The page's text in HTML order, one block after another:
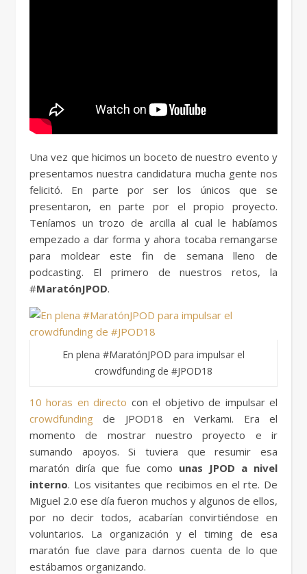
Una vez que hicimos un boceto de nuestro evento y
presentamos nuestra candidatura mucha gente nos
felicitó. En parte por ser los únicos que se
presentaron, en parte por el propio proyecto.
Teníamos un trozo de arcilla al cual le habíamos
empezado a dar forma y ahora tocaba remangarse
para moldear este fin de semana lleno de
podcasting. El primero de nuestros retos, la
#MaratónJPOD.
En plena #MaratónJPOD para impulsar el
crowdfunding de #JPOD18
10 horas en directo con el objetivo de impulsar el
crowdfunding de JPOD18 en Verkami. Era el
momento de mostrar nuestro proyecto e ir
sumando apoyos. Si tuviera que resumir esa
maratón diría que fue como unas JPOD a nivel
interno. Los visitantes que recibimos en el rte. De
Miguel 2.0 ese día fueron muchos y algunos de ellos,
por no decir todos, acabarían convirtiéndose en
voluntarios. La organización y el timing de esa
maratón fue clave para darnos cuenta de lo que
estábamos organizando.